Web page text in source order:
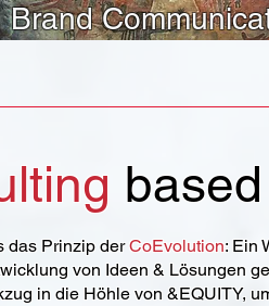
Brand
das Prinzip derCoEvolution: Ein
von Ideen & Lösungen
in die Höhle von &EQUITY,